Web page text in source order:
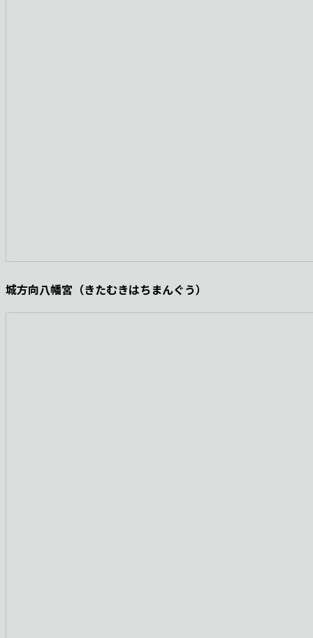
城方向八幡宮（きたむきはちまんぐう）